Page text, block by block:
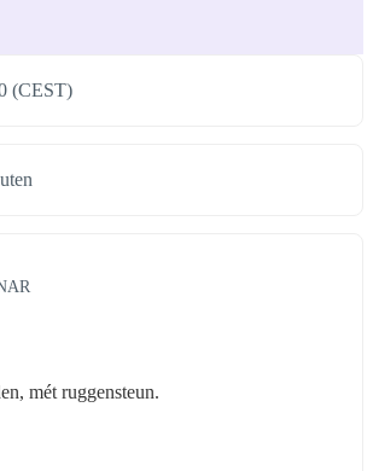
(CEST)
mét ruggensteun.